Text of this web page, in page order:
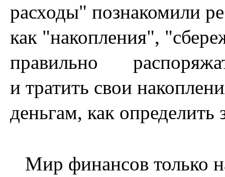
расходы" познакомили
как "накопления",
правильно
и тратить свои
деньгам, как
Мир финансов только